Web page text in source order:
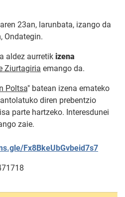
23an, larunbata, izango da
Ondategin.
aldez aurretik izena
Ziurtagiria emango da.
Poltsa" batean izena emateko
diren prebentzio
parte hartzeko. Interesdunei
zaie.
Fx8BkeUbGvbeid7s7